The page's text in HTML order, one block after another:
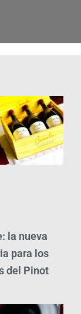
la nueva
para los
del Pinot